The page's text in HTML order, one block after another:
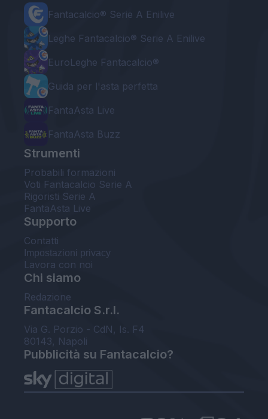
Fantacalcio® Serie A Enilive
Leghe Fantacalcio® Serie A Enilive
EuroLeghe Fantacalcio®
Guida per l'asta perfetta
FantaAsta Live
FantaAsta Buzz
Strumenti
Probabili formazioni
Voti Fantacalcio Serie A
Rigoristi Serie A
FantaAsta Live
Supporto
Contatti
Impostazioni privacy
Lavora con noi
Chi siamo
Redazione
Fantacalcio S.r.l.
Via G. Porzio - CdN, Is. F4
80143, Napoli
Pubblicità su Fantacalcio?